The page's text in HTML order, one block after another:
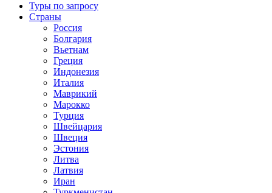
Туры по запросу
Страны
Россия
Болгария
Вьетнам
Греция
Индонезия
Италия
Маврикий
Марокко
Турция
Швейцария
Швеция
Эстония
Литва
Латвия
Иран